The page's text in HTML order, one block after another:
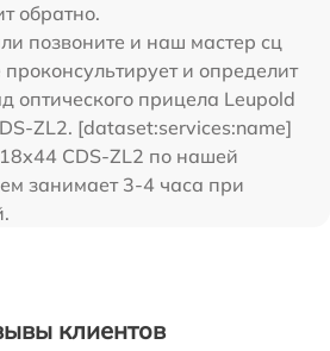
обратно.
позвоните и наш мастер сц
и определит
оптического прицела Leupold
ZL2. [dataset:services:name]
CDS-ZL2 по нашей
занимает 3-4 часа при
клиентов